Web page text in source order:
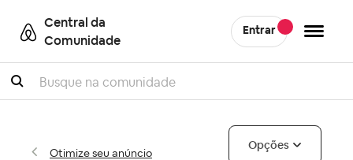
Central da
Comunidade
Entrar
Pesquisar
Otimize seu anúncio
Opções